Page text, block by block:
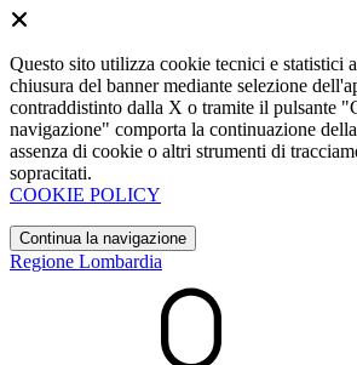
Questo sito utilizza cookie tecnici e statistici
chiusura del banner mediante selezione
contraddistinto dalla X o tramite il pulsante
navigazione" comporta la continuazione
assenza di cookie o altri strumenti di
sopracitati.
COOKIE POLICY
Continua la navigazione
Regione Lombardia